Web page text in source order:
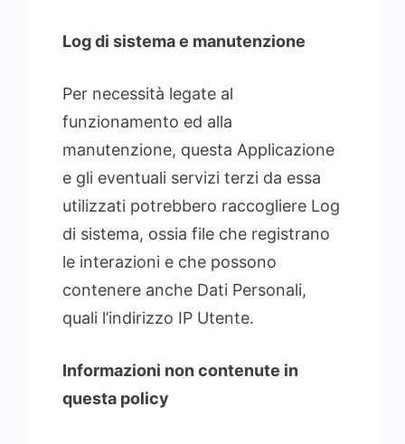
Log di sistema e manutenzione
Per necessità legate al
funzionamento ed alla
manutenzione, questa Applicazione
e gli eventuali servizi terzi da essa
utilizzati potrebbero raccogliere Log
di sistema, ossia file che registrano
le interazioni e che possono
contenere anche Dati Personali,
quali l’indirizzo IP Utente.
Informazioni non contenute in
questa policy